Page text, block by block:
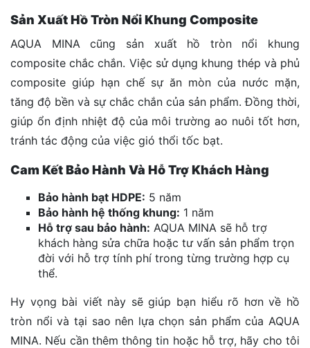
Sản Xuất Hồ Tròn Nổi Khung Composite
AQUA MINA cũng sản xuất hồ tròn nổi khung
composite chắc chắn. Việc sử dụng khung thép và phủ
composite giúp hạn chế sự ăn mòn của nước mặn,
tăng độ bền và sự chắc chắn của sản phẩm. Đồng thời,
giúp ổn định nhiệt độ của môi trường ao nuôi tốt hơn,
tránh tác động của việc gió thổi tốc bạt.
Cam Kết Bảo Hành Và Hỗ Trợ Khách Hàng
Bảo hành bạt HDPE: 5 năm
Bảo hành hệ thống khung: 1 năm
Hỗ trợ sau bảo hành: AQUA MINA sẽ hỗ trợ
khách hàng sửa chữa hoặc tư vấn sản phẩm trọn
đời với hỗ trợ tính phí trong từng trường hợp cụ
thể.
Hy vọng bài viết này sẽ giúp bạn hiểu rõ hơn về hồ
tròn nổi và tại sao nên lựa chọn sản phẩm của AQUA
MINA. Nếu cần thêm thông tin hoặc hỗ trợ, hãy cho tôi